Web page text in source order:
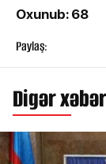
Oxunub: 68
Paylaş:
Digər